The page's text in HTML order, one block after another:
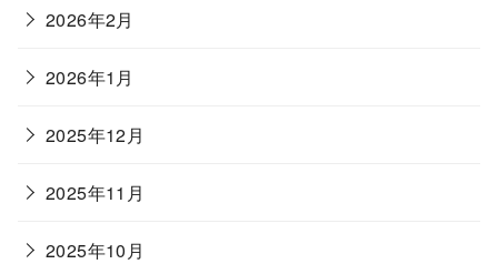
2026年2月
2026年1月
2025年12月
2025年11月
2025年10月